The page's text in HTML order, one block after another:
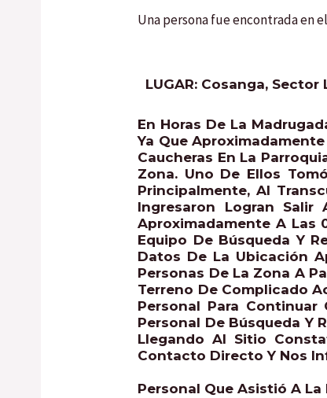
Una persona fue encontrada en
LUGAR: Cosanga, Sector
En Horas De La
Ya Que
Caucheras En La
Zona. Uno De Ellos
Principalmente, Al
Ingresaron Logran Salir
Aproximadamente A Las
Equipo De Búsqueda Y
Datos De La Ubicación
Personas De La Zona A
Terreno De Complicado
Personal Para Continuar
Personal De Búsqueda Y
Llegando Al Sitio
Contacto Directo Y Nos
Personal Que Asistió A La